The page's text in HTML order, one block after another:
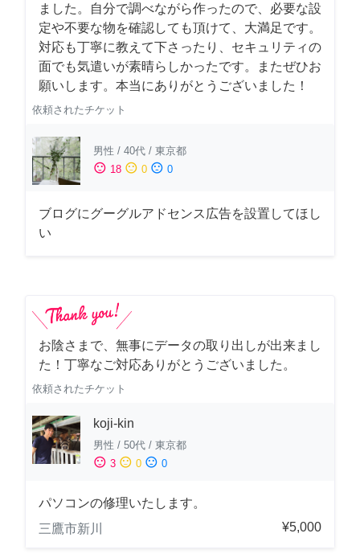
ました。自分で調べながら作ったので、必要な設
定や不要な物を確認しても頂けて、大満足です。
対応も丁寧に教えて下さったり、セキュリティの
面でも気遣いが素晴らしかったです。またぜひお
願いします。本当にありがとうございました！
依頼されたチケット
男性 / 40代 / 東京都
sentiment_satisfied 18 sentiment_neutral 0 sentiment_dissatisfied 0
ブログにグーグルアドセンス広告を設置してほし
い
お陰さまで、無事にデータの取り出しが出来まし
た！丁寧なご対応ありがとうございました。
依頼されたチケット
koji-kin
男性 / 50代 / 東京都
sentiment_satisfied 3 sentiment_neutral 0 sentiment_dissatisfied 0
パソコンの修理いたします。
三鷹市新川
¥5,000